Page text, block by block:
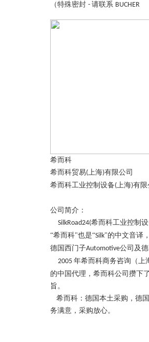
（特殊密封 - 请联系 BUCHER
希而科
希而科贸易(上海)有限公司
希而科工业控制设备(上海)有限
公司简介：
SilkRoad24(希而科工业控制
“希而科"也是“Silk"的中文音译
德国西门子Automotive公司及
2005 年希而科商务咨询（上
的中国代理，希而科公司攒下
旨。
希而科：德国本土采购，德
务满意，采购放心。